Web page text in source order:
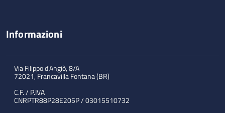
Informazioni
Via Filippo d'Angiò, 8/A
72021, Francavilla Fontana (BR)
C.F. / P.IVA
CNRPTR88P28E205P / 03015510732